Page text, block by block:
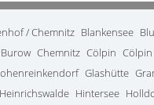
/ Chemnitz Blankensee
Burow Chemnitz Cölpin
Glashütte
Heinrichswalde Hintersee